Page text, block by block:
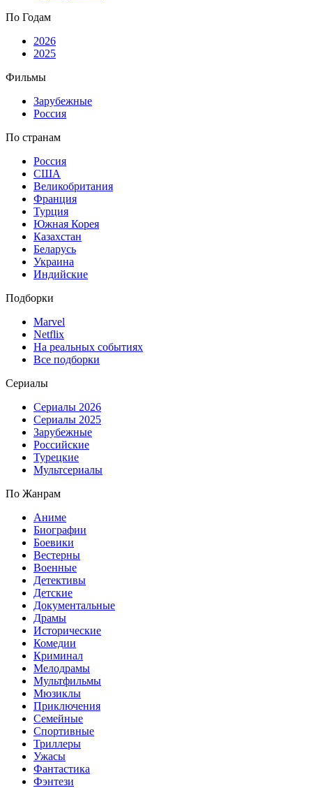
По Годам
2026
2025
Фильмы
Зарубежные
Россия
По странам
Россия
США
Великобритания
Франция
Турция
Южная Корея
Казахстан
Беларусь
Украина
Индийские
Подборки
Marvel
Netflix
На реальных событиях
Все подборки
Сериалы
Сериалы 2026
Сериалы 2025
Зарубежные
Российские
Турецкие
Мультсериалы
По Жанрам
Аниме
Биографии
Боевики
Вестерны
Военные
Детективы
Детские
Документальные
Драмы
Исторические
Комедии
Криминал
Мелодрамы
Мультфильмы
Мюзиклы
Приключения
Семейные
Спортивные
Триллеры
Ужасы
Фантастика
Фэнтези